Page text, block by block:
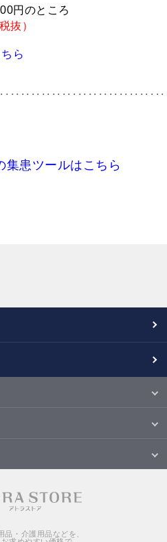
円のところ
抜）
ら
･･････････････････････････････
集患ツールはこちら
て
品・介護用品などを、